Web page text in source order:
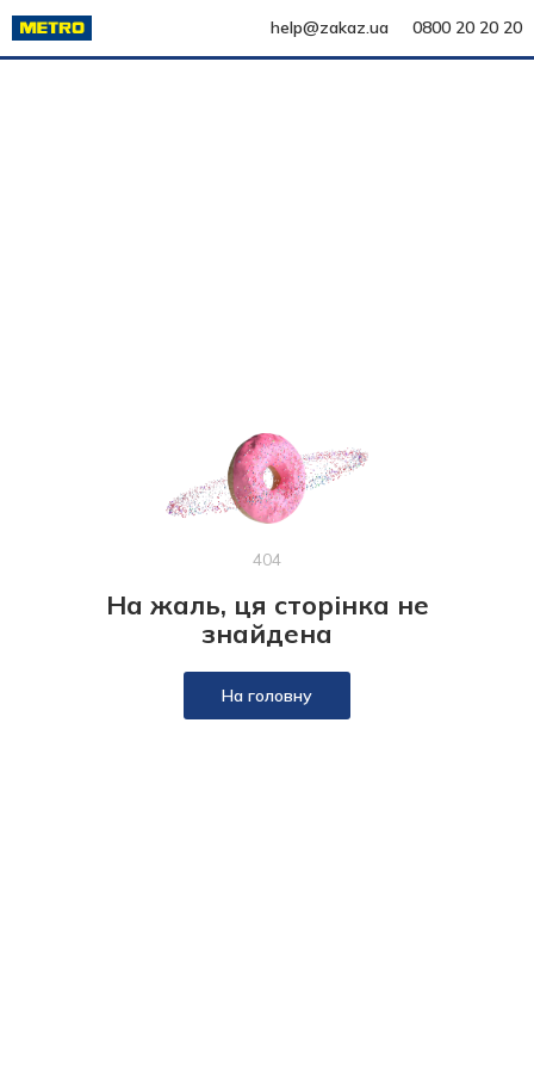
help@zakaz.ua 0800 20 20 20
404
На жаль, ця сторінка не
знайдена
На головну